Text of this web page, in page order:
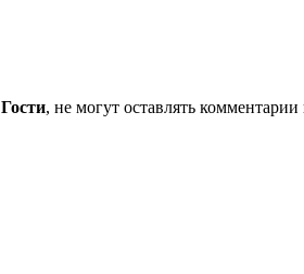
Гости, не могут оставлять